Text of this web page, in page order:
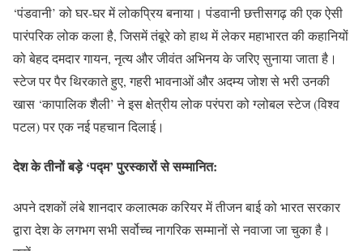
‘पंडवानी’ को घर-घर में लोकप्रिय बनाया। पंडवानी छत्तीसगढ़ की एक ऐसी
पारंपरिक लोक कला है, जिसमें तंबूरे को हाथ में लेकर महाभारत की कहानियों
को बेहद दमदार गायन, नृत्य और जीवंत अभिनय के जरिए सुनाया जाता है।
स्टेज पर पैर थिरकाते हुए, गहरी भावनाओं और अदम्य जोश से भरी उनकी
खास ‘कापालिक शैली’ ने इस क्षेत्रीय लोक परंपरा को ग्लोबल स्टेज (विश्व
पटल) पर एक नई पहचान दिलाई।
देश के तीनों बड़े ‘पद्म’ पुरस्कारों से सम्मानित:
अपने दशकों लंबे शानदार कलात्मक करियर में तीजन बाई को भारत सरकार
द्वारा देश के लगभग सभी सर्वोच्च नागरिक सम्मानों से नवाजा जा चुका है।